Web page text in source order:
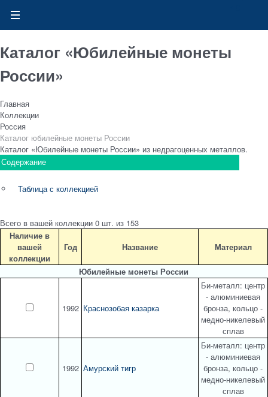
Каталог «Юбилейные монеты
России»
Главная
Коллекции
Россия
Каталог юбилейные монеты России
Каталог «Юбилейные монеты России» из недрагоценных металлов.
Содержание
Таблица с коллекцией
Всего в вашей коллекции 0 шт. из 153
Наличие в
вашей
коллекции
Год Название Материал
Юбилейные монеты России
1992 Краснозобая казарка
Би-металл: центр
- алюминиевая
бронза, кольцо -
медно-никелевый
сплав
1992 Амурский тигр
Би-металл: центр
- алюминиевая
бронза, кольцо -
медно-никелевый
сплав